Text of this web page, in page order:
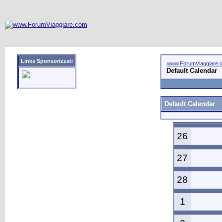
Links Sponsorizzati
Default Calendar
Default Calendar
26
27
28
1